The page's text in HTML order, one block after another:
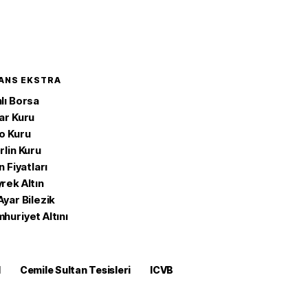
EKSTRA
Borsa
Kuru
Kuru
Kuru
Fiyatları
Altın
Bilezik
Altını
Cemile Sultan Tesisleri
ICVB